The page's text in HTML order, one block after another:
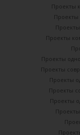
Проекты
Проекты
Проекты
Проекты
Проекты
Проекты
Проекты
Проекты